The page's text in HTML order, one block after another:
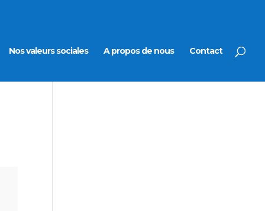
Nos valeurs sociales A propos de nous Contact